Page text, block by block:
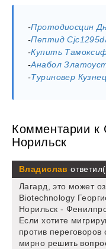
-Протодиосцин
-Пептид
-Купить
-Анабол
-Туриновер
Комментарии к
Норильск
Владислав
Лагард, это может
Biotechnology
Норильск -
Если хотите
против
мирно решить